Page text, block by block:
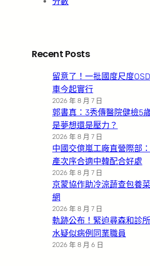
Recent Posts
留意了！一批國度尺度
車今起實行
2026 年 8 月 7 日
郭書真：3秀傳醫院健檢5
是夢想還是壓力？
2026 年 8 月 7 日
中國交億嵐工廠直營際部
產次序合適中韓配合好處
2026 年 8 月 7 日
京蒙協作助冷涼蔬查包養
網
2026 年 8 月 7 日
軌跡公布！緊迫尋森和診
水疑似病例同業職員
2026 年 8 月 6 日